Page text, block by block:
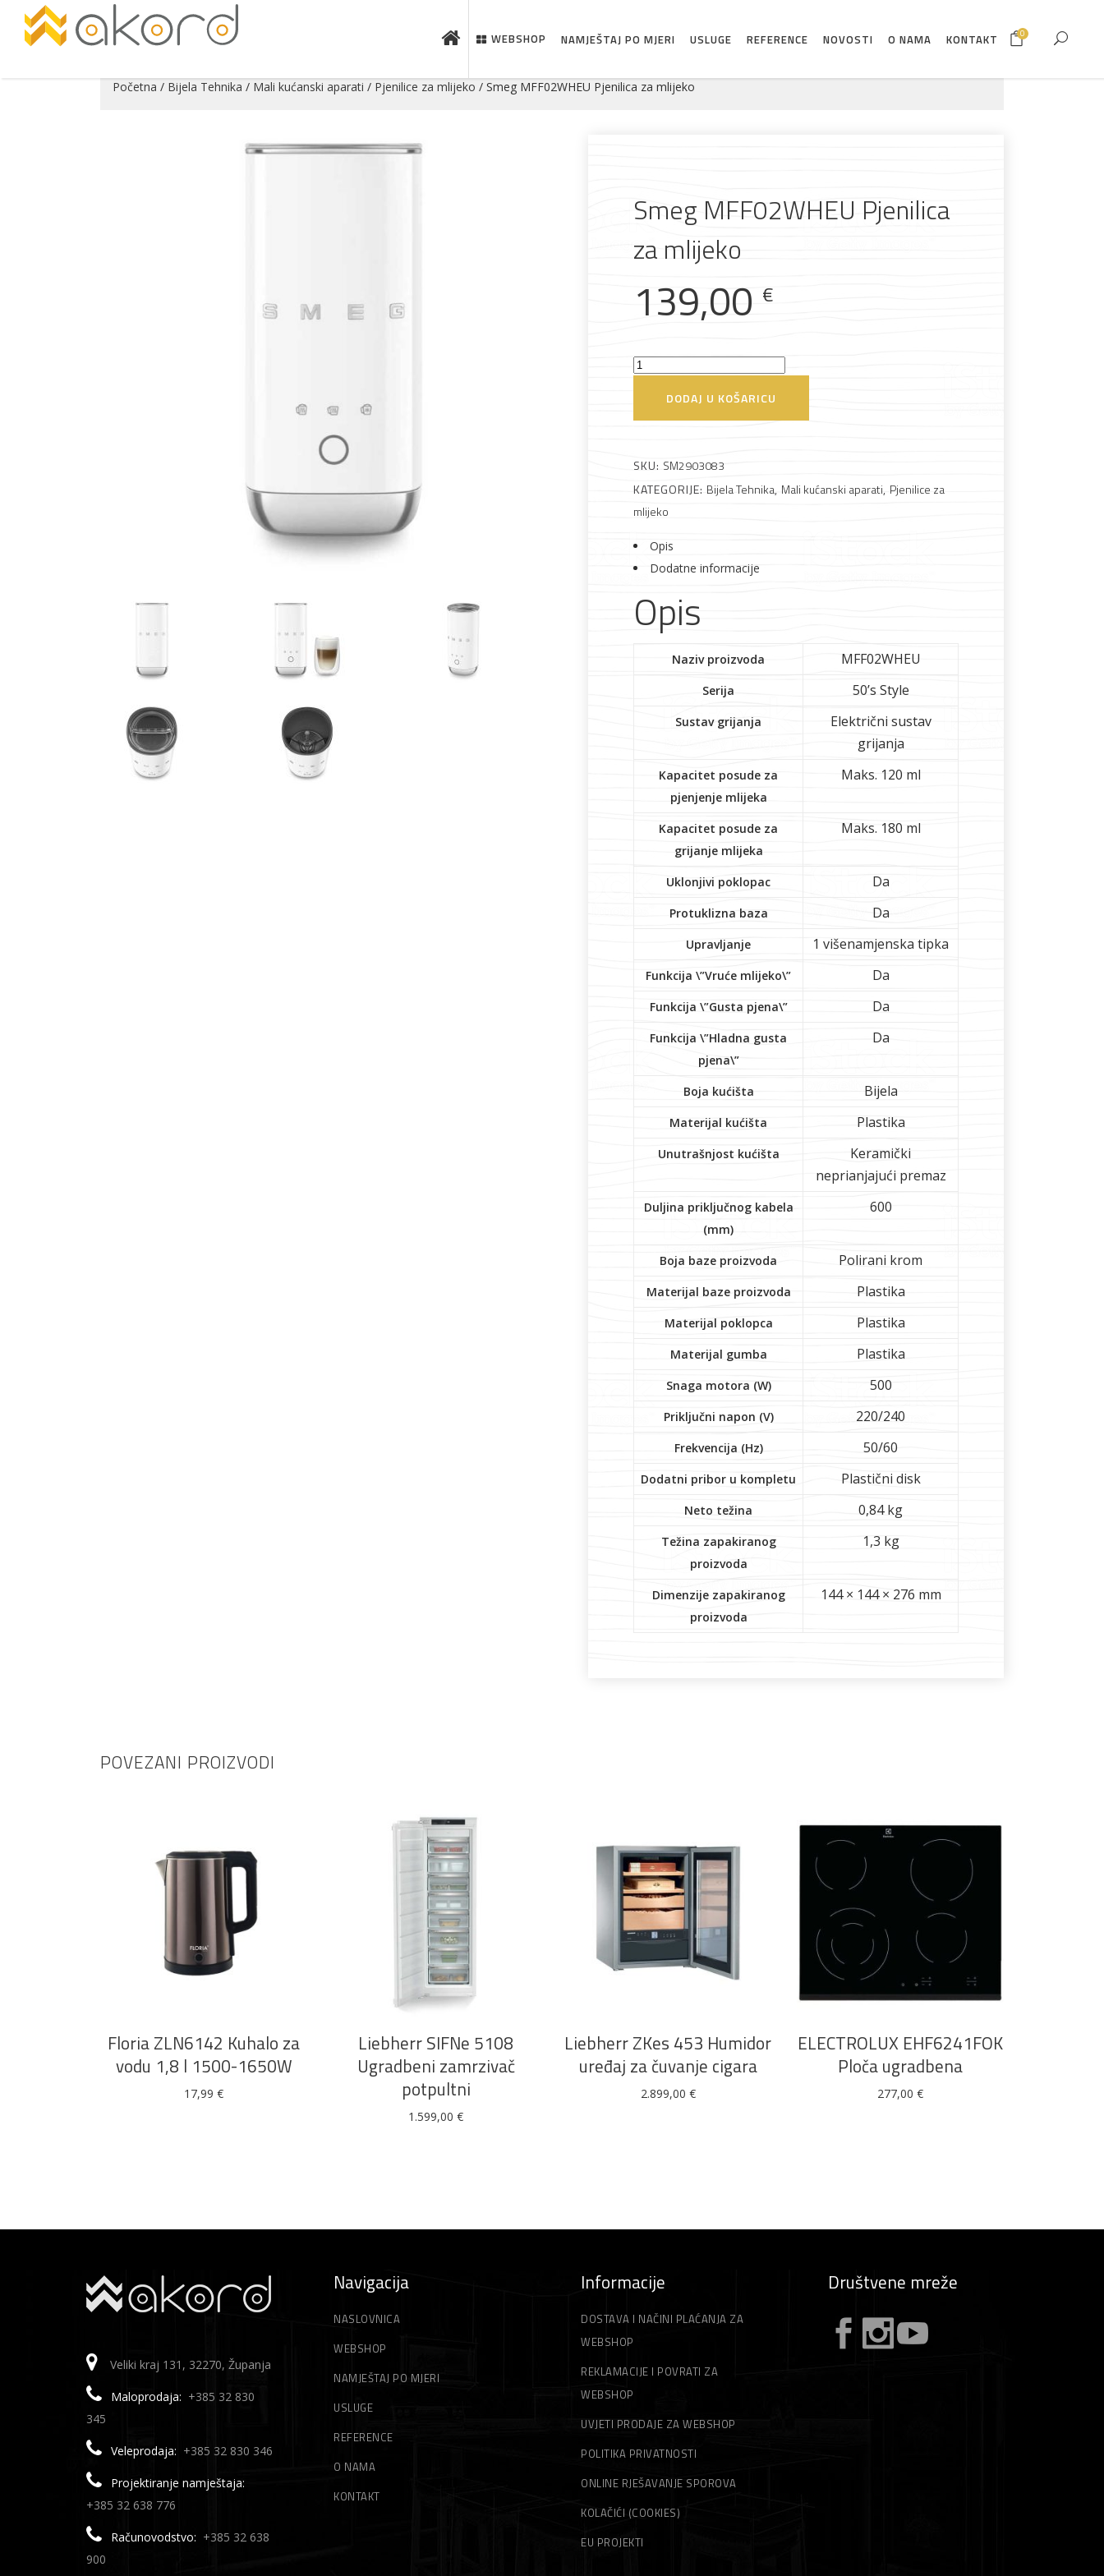
Pogledajte što je novo u ponudi
AKCIJA!
materijali
Alati i pribor
Vodomaterijal
WEBSHOP NAMJEŠTAJ PO MJERI USLUGE REFERENCE NOVOSTI O NAMA KONTAKT 0
Početna / Bijela Tehnika / Mali kućanski aparati / Pjenilice za mlijeko / Smeg MFF02WHEU Pjenilica za mlijeko
Smeg MFF02WHEU Pjenilica
za mlijeko
139,00 €
Smeg
Pjenilica
količina
DODAJ U KOŠARICU
SKU: SM2903083
KATEGORIJE: Bijela Tehnika, Mali kućanski aparati, Pjenilice za
mlijeko
Opis
Dodatne informacije
Opis
Naziv proizvoda MFF02WHEU
Serija 50’s Style
Sustav grijanja
Električni sustav
grijanja
Kapacitet posude za
pjenjenje mlijeka
Maks. 120 ml
Kapacitet posude za
grijanje mlijeka
Maks. 180 ml
Uklonjivi poklopac Da
Protuklizna baza Da
Upravljanje 1 višenamjenska tipka
Funkcija \”Vruće mlijeko\” Da
Funkcija \”Gusta pjena\” Da
Funkcija \”Hladna gusta
pjena\”
Da
Boja kućišta Bijela
Materijal kućišta Plastika
Unutrašnjost kućišta
Keramički
neprianjajući premaz
Duljina priključnog kabela
(mm)
600
Boja baze proizvoda Polirani krom
Materijal baze proizvoda Plastika
Materijal poklopca Plastika
Materijal gumba Plastika
Snaga motora (W) 500
Priključni napon (V) 220/240
Frekvencija (Hz) 50/60
Dodatni pribor u kompletu Plastični disk
Neto težina 0,84 kg
Težina zapakiranog
proizvoda
1,3 kg
Dimenzije zapakiranog
proizvoda
144 × 144 × 276 mm
POVEZANI PROIZVODI
DODAJ U KOŠARICU
Floria ZLN6142 Kuhalo za
vodu 1,8 l 1500-1650W
17,99€
DODAJ U KOŠARICU
Liebherr SIFNe 5108
Ugradbeni zamrzivač
potpultni
1.599,00€
DODAJ U KOŠARICU
Liebherr ZKes 453 Humidor
uređaj za čuvanje cigara
2.899,00 €
DODAJ U KOŠARICU
ELECTROLUX EHF6241FOK
Ploča ugradbena
277,00 €
Veliki kraj 131, 32270, Županja
Maloprodaja: +385 32 830
345
Veleprodaja: +385 32 830 346
Projektiranje namještaja:
+385 32 638 776
Računovodstvo: +385 32 638
900
Navigacija
NASLOVNICA
WEBSHOP
NAMJEŠTAJ PO MJERI
USLUGE
REFERENCE
O NAMA
KONTAKT
Informacije
DOSTAVA I NAČINI PLAĆANJA ZA
WEBSHOP
REKLAMACIJE I POVRATI ZA
WEBSHOP
UVJETI PRODAJE ZA WEBSHOP
POLITIKA PRIVATNOSTI
ONLINE RJEŠAVANJE SPOROVA
KOLAČIĆI (COOKIES)
EU PROJEKTI
Društvene mreže